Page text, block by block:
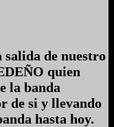
de nuestro
quien
la banda
de si y llevando
hasta hoy.